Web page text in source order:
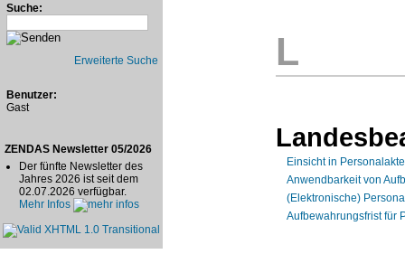
Suche:
Erweiterte Suche
Benutzer:
Gast
ZENDAS Newsletter 05/2026
Der fünfte Newsletter des
Jahres 2026 ist seit dem
02.07.2026 verfügbar.
Mehr Infos
L
Einsicht in
Anwendbarkeit von
(Elektronische)
Aufbewahrungsfrist für